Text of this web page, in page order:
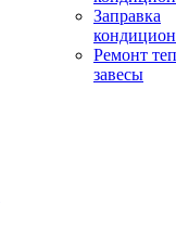
Заправка
Ремонт
завесы